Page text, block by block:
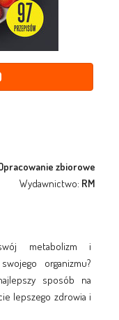
zbiorowe
Wydawnictwo: RM
metabolizm i
organizmu?
sposób na
lepszego zdrowia i